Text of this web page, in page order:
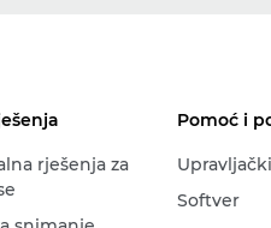
rješenja za
Pomoć i
Softver